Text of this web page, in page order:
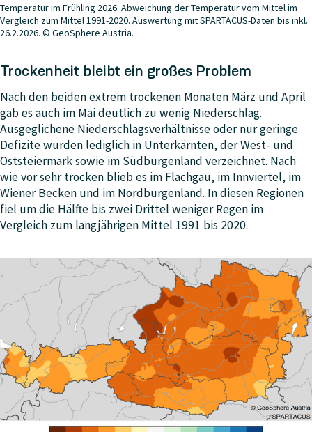
Temperatur im Frühling 2026: Abweichung der Temperatur vom Mittel im
Vergleich zum Mittel 1991-2020. Auswertung mit SPARTACUS-Daten bis inkl.
26.2.2026. © GeoSphere Austria.
Trockenheit bleibt ein großes Problem
Nach den beiden extrem trockenen Monaten März und April
gab es auch im Mai deutlich zu wenig Niederschlag.
Ausgeglichene Niederschlagsverhältnisse oder nur geringe
Defizite wurden lediglich in Unterkärnten, der West- und
Oststeiermark sowie im Südburgenland verzeichnet. Nach
wie vor sehr trocken blieb es im Flachgau, im Innviertel, im
Wiener Becken und im Nordburgenland. In diesen Regionen
fiel um die Hälfte bis zwei Drittel weniger Regen im
Vergleich zum langjährigen Mittel 1991 bis 2020.